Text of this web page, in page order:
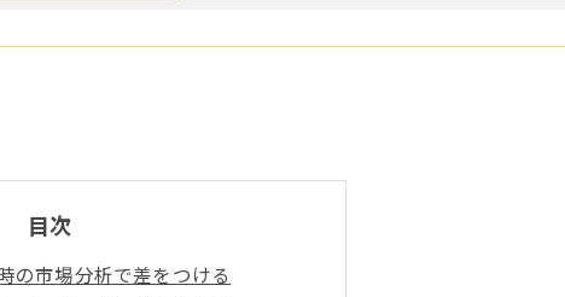
目次
の市場分析で差をつける